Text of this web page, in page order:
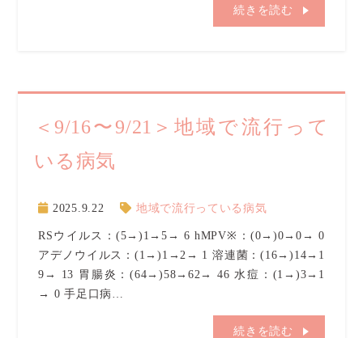
続きを読む
＜9/16〜9/21＞地域で流行って
いる病気
2025.9.22 地域で流行っている病気
RSウイルス：(5→)1→5→ 6 hMPV※：(0→)0→0→ 0
アデノウイルス：(1→)1→2→ 1 溶連菌：(16→)14→1
9→ 13 胃腸炎：(64→)58→62→ 46 水痘：(1→)3→1
→ 0 手足口病…
続きを読む